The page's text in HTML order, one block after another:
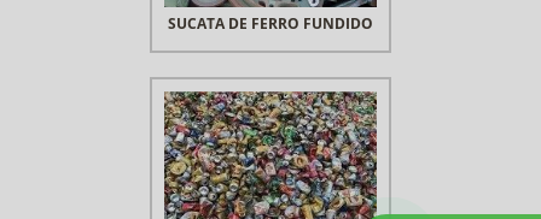
SUCATA DE FERRO FUNDIDO